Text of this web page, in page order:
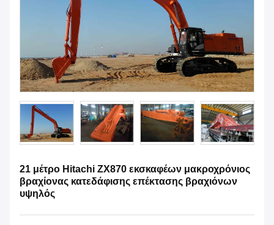
21 μέτρο Hitachi ZX870 εκσκαφέων μακροχρόνιος
βραχίονας κατεδάφισης επέκτασης βραχιόνων
υψηλός